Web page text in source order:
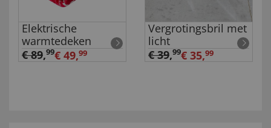
Elektrische
warmtedeken
€ 89,99€ 49,99
Vergrotingsbril met
licht
€ 39,99€ 35,99